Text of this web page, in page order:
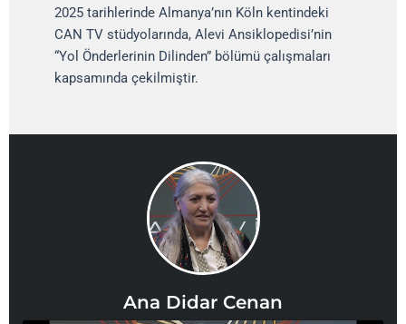
2025 tarihlerinde Almanya’nın Köln kentindeki
CAN TV stüdyolarında, Alevi Ansiklopedisi’nin
“Yol Önderlerinin Dilinden” bölümü çalışmaları
kapsamında çekilmiştir.
Ana Didar Cenan